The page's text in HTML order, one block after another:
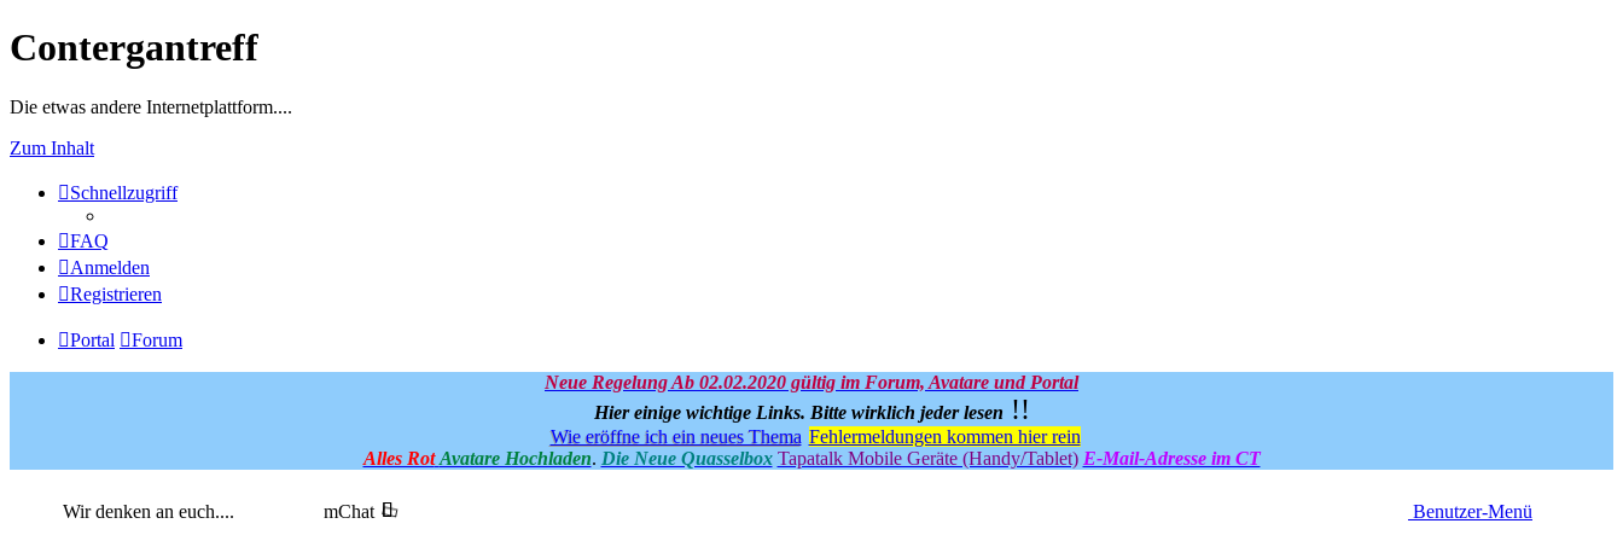
Contergantreff
Die etwas andere Internetplattform....
Zum Inhalt
Schnellzugriff
FAQ
Anmelden
Registrieren
Portal Forum
Neue Regelung Ab 02.02.2020 gültig im Forum, Avatare und Portal
Hier einige wichtige Links. Bitte wirklich jeder lesen !!
Wie eröffne ich ein neues Thema Fehlermeldungen kommen hier rein
Alles Rot Avatare Hochladen. Die Neue Quasselbox Tapatalk Mobile Geräte (Handy/Tablet) E-Mail-Adresse im CT
mChat
Wir denken an euch.... Benutzer-Menü